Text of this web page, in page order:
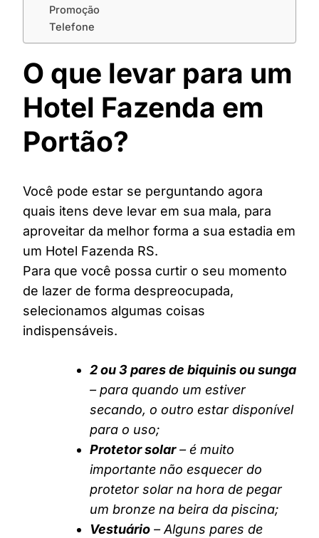
Promoção
Telefone
O que levar para um
Hotel Fazenda em
Portão?
Você pode estar se perguntando agora
quais itens deve levar em sua mala, para
aproveitar da melhor forma a sua estadia em
um Hotel Fazenda RS.
Para que você possa curtir o seu momento
de lazer de forma despreocupada,
selecionamos algumas coisas
indispensáveis.
2 ou 3 pares de biquinis ou sunga
– para quando um estiver
secando, o outro estar disponível
para o uso;
Protetor solar– é muito
importante não esquecer do
protetor solar na hora de pegar
um bronze na beira da piscina;
Vestuário – Alguns pares de